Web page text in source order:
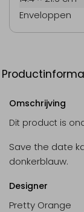
Enveloppen
Omschrijving
Dit product is
Save the date
donkerblauw.
Designer
Pretty Orange